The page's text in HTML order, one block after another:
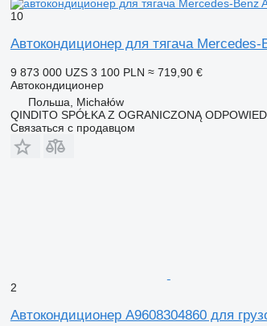
10
Автокондиционер для тягача Mercedes-
9 873 000 UZS 3 100 PLN ≈ 719,90 €
Автокондиционер
Польша, Michałów
QINDITO SPÓŁKA Z OGRANICZONĄ
Связаться с продавцом
2
Автокондиционер A9608304860 для